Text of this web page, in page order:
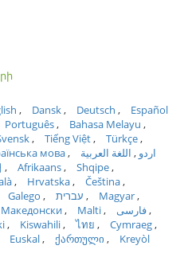
Dansk Deutsch
Español
Português
Bahasa Melayu
Tiếng Việt
Türkçe
мова اردو
اللغة العربية
Afrikaans
Shqipe
Hrvatska
Čeština
Galego עברית
Magyar
Македонски Malti
فارسی
Kiswahili ไทย
Cymraeg
Euskal ქართული
Kreyòl